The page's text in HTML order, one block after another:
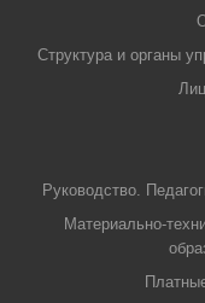
Структура и органы
Руководство.
Материально-